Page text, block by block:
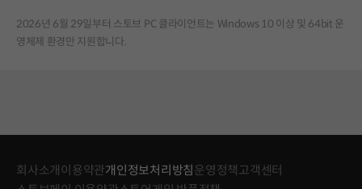
2026년 6월 29일부터 스토브 PC 클라이언트는 Windows 10 이상 및 64bit 운
영체제 환경만 지원합니다.
회사소개이용약관개인정보처리방침 운영정책고객센터